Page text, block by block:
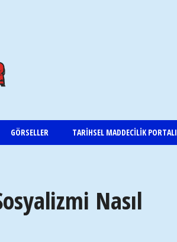
GÖRSELLER TARIHSEL MADDECILIK PORTALI
Nasıl